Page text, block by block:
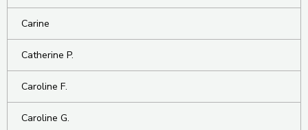
Carine
Catherine P.
Caroline F.
Caroline G.